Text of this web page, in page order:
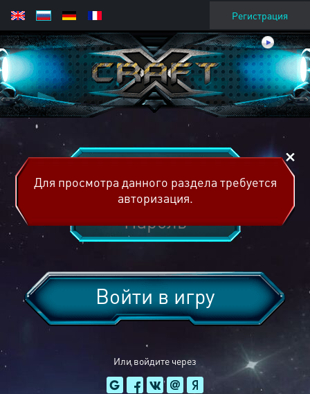
Регистрация
Или войдите через
Войти в игру
Для просмотра данного раздела требуется
авторизация.